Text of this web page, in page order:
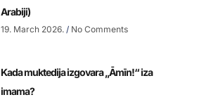
Arabiji)
19. March 2026. No Comments
Kada muktedija izgovara „Āmīn!“ iza
imama?